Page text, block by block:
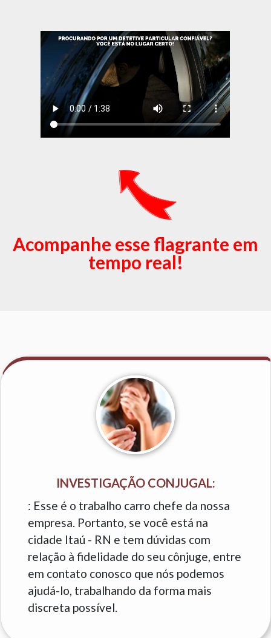
Acompanhe esse flagrante em
tempo real!
INVESTIGAÇÃO CONJUGAL:
: Esse é o trabalho carro chefe da nossa
empresa. Portanto, se você está na
cidade Itaú - RN e tem dúvidas com
relação à fidelidade do seu cônjuge, entre
em contato conosco que nós podemos
ajudá-lo, trabalhando da forma mais
discreta possível.